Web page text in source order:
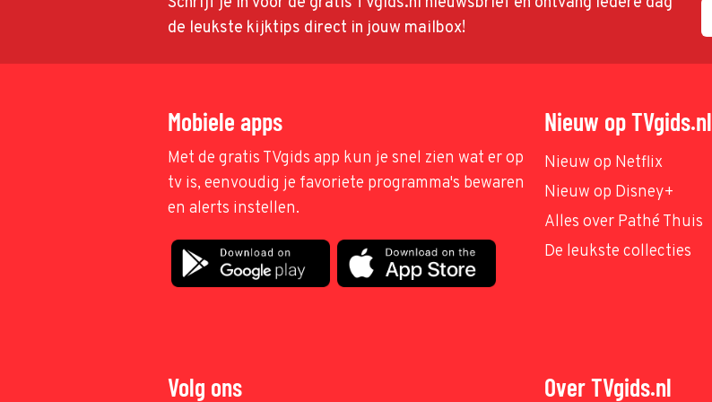
de leukste kijktips direct in jouw mailbox!
Mobiele apps
Met de gratis TVgids app kun je snel zien wat er op
tv is, eenvoudig je favoriete programma's bewaren
en alerts instellen.
Nieuw op TVgids.nl
Nieuw op Netflix
Nieuw op Disney+
Alles over Pathé Thuis
De leukste collecties
Volg ons Over TVgids.nl